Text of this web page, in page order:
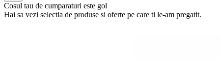
Cosul tau de cumparaturi este gol
Hai sa vezi selectia de produse si oferte pe care ti le-am pregatit.